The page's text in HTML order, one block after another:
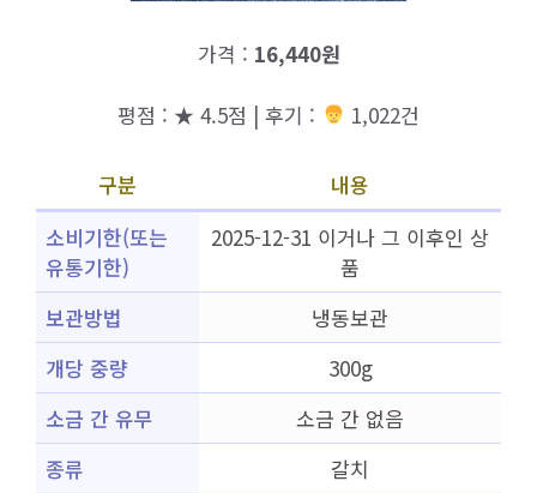
가격 : 16,440원
평점 : ★ 4.5점 | 후기 : 1,022건
구분
내용
소비기한(또는
유통기한)
2025-12-31 이거나 그 이후인 상
품
보관방법
냉동보관
개당 중량
300g
소금 간 유무
소금 간 없음
종류
갈치